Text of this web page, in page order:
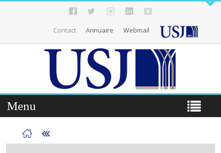
Contact Annuaire Webmail
Menu